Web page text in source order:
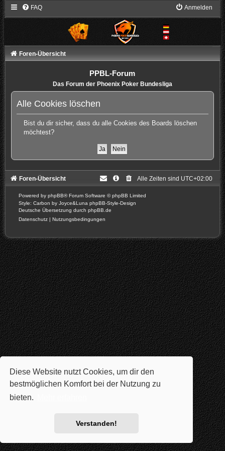
Diese Website nutzt Cookies, um dir den
bestmöglichen Komfort bei der Nutzung zu
bieten.
Verstanden!
FAQ Anmelden
Foren-Übersicht
PPBL-Forum
Das Forum der Phoenix Poker Bundesliga
Alle Cookies löschen
Bist du dir sicher, dass du alle Cookies des Boards löschen
möchtest?
Foren-Übersicht Alle Zeiten sind UTC+02:00
Powered by phpBB® Forum Software © phpBB Limited
Style: Carbon by Joyce&Luna phpBB-Style-Design
Deutsche Übersetzung durch phpBB.de
Datenschutz | Nutzungsbedingungen